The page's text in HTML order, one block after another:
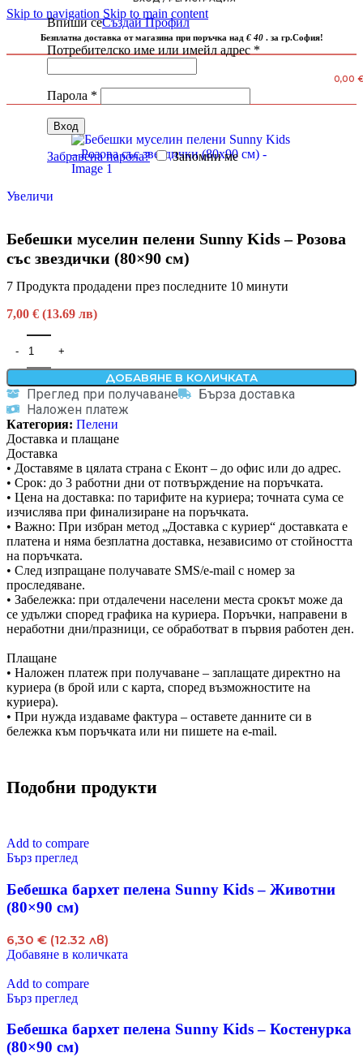
Skip to navigation Skip to main content
Безплатна доставка от магазина при поръчка над € 40 . за гр.София!
Впиши сеСъздай Профил
Потребителско име или имейл адрес *
Парола *
Вход
Забравена парола? Запомни ме
0,00
Увеличи
Бебешки муселин пелени Sunny Kids – Розова
със звездички (80×90 см)
7 Продукта продадени през последните 10 минути
7,00 € (13.69 лв)
ДОБАВЯНЕ В КОЛИЧКАТА
Преглед при получаване
Бърза доставка
Наложен платеж
Категория: Пелени
Доставка и плащане
Доставка
• Доставяме в цялата страна с Еконт – до офис или до адрес.
• Срок: до 3 работни дни от потвърждение на поръчката.
• Цена на доставка: по тарифите на куриера; точната сума се
изчислява при финализиране на поръчката.
• Важно: При избран метод „Доставка с куриер“ доставката е
платена и няма безплатна доставка, независимо от стойността
на поръчката.
• След изпращане получавате SMS/e-mail с номер за
проследяване.
• Забележка: при отдалечени населени места срокът може да
се удължи според графика на куриера. Поръчки, направени в
неработни дни/празници, се обработват в първия работен ден.
Плащане
• Наложен платеж при получаване – заплащате директно на
куриера (в брой или с карта, според възможностите на
куриера).
• При нужда издаваме фактура – оставете данните си в
бележка към поръчката или ни пишете на e-mail.
Подобни продукти
Add to compare
Бърз преглед
Бебешка бархет пелена Sunny Kids – Животни
(80×90 см)
6,30 € (12.32 лв)
Добавяне в количката
Add to compare
Бърз преглед
Бебешка бархет пелена Sunny Kids – Костенурка
(80×90 см)